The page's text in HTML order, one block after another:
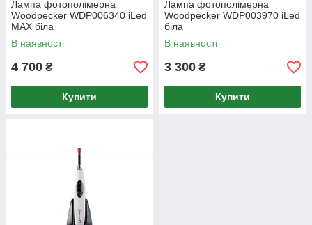
Лампа фотополімерна
Woodpecker WDP006340 iLed
MAX біла
В наявності
4 700 ₴
Купити
Лампа фотополімерна
Woodpecker WDP003970 iLed
біла
В наявності
3 300 ₴
Купити